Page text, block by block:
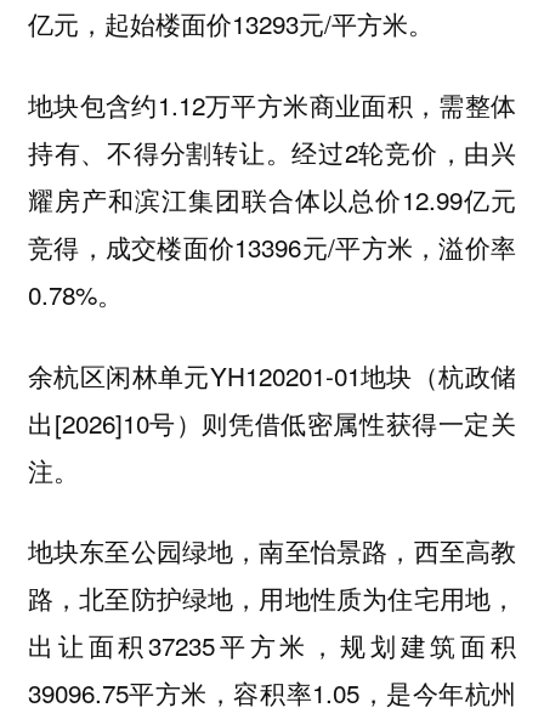
亿元，起始楼面价13293元/平方米。
地块包含约1.12万平方米商业面积，需整体
持有、不得分割转让。经过2轮竞价，由兴
耀房产和滨江集团联合体以总价12.99亿元
竞得，成交楼面价13396元/平方米，溢价率
0.78%。
余杭区闲林单元YH120201-01地块（杭政储
出[2026]10号）则凭借低密属性获得一定关
注。
地块东至公园绿地，南至怡景路，西至高教
路，北至防护绿地，用地性质为住宅用地，
出让面积37235平方米，规划建筑面积
39096.75平方米，容积率1.05，是今年杭州